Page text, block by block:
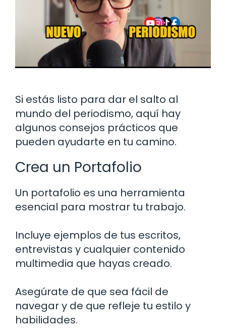
Si estás listo para dar el salto al
mundo del periodismo, aquí hay
algunos consejos prácticos que
pueden ayudarte en tu camino.
Crea un Portafolio
Un portafolio es una herramienta
esencial para mostrar tu trabajo.
Incluye ejemplos de tus escritos,
entrevistas y cualquier contenido
multimedia que hayas creado.
Asegúrate de que sea fácil de
navegar y de que refleje tu estilo y
habilidades.